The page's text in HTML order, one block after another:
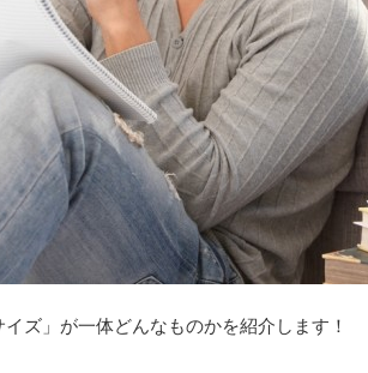
ズ」が一体どんなものかを紹介します！